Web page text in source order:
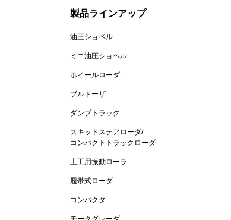
製品ラインアップ
油圧ショベル
ミニ油圧ショベル
ホイールローダ
ブルドーザ
ダンプトラック
スキッドステアローダ/
コンパクトトラックローダ
土工用振動ローラ
履帯式ローダ
コンパクタ